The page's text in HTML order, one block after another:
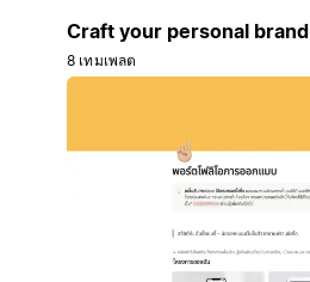
Craft your personal brand
8 เทมเพลต